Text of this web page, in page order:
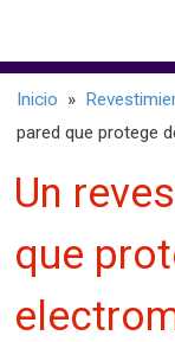
Inicio »
pared que protege
Un
que